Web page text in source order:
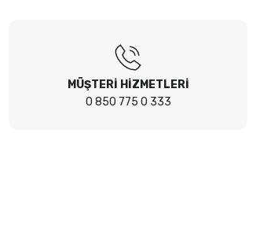
MÜŞTERİ HİZMETLERİ
0 850 775 0 333